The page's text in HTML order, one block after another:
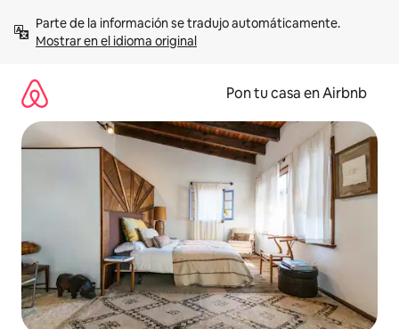
contenidoMostrar en el idioma original
Pon tu casa en Airbnb